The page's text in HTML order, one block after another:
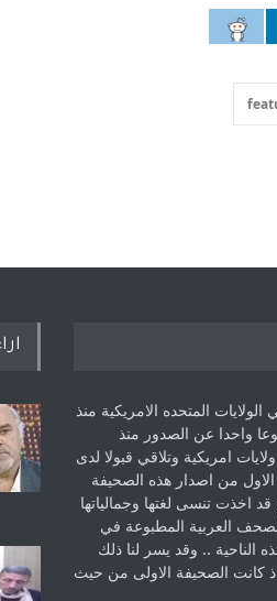
المتحده الامريكية منذ
اسبوعا واحدا عن الصدور منذ
امريكية ‏وتلاقي قبولا لدى
من اصدار هذه الصحيفة
قد اخذت ‏تنسى لغتها وجمالياتها
العربية المطبوعة في
الناحية .. وقد يسر لنا ذلك
كانت ‏الصحيفة الاولى من حيث